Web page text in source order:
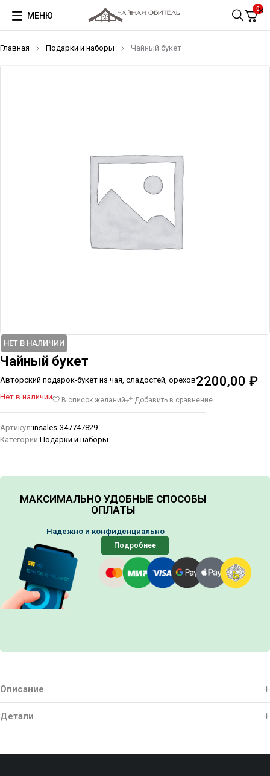
МЕНЮ
0
Главная Подарки и наборы Чайный букет
НЕТ В НАЛИЧИИ
Чайный букет
Авторский подарок-букет из чая, сладостей, орехов2200,00 ₽
Нет в наличии В список желаний Добавить в сравнение
Артикул:insales-347747829
Категории:Подарки и наборы
МАКСИМАЛЬНО УДОБНЫЕ СПОСОБЫ
ОПЛАТЫ
Надежно и конфиденциально
Подробнее
Описание
Детали